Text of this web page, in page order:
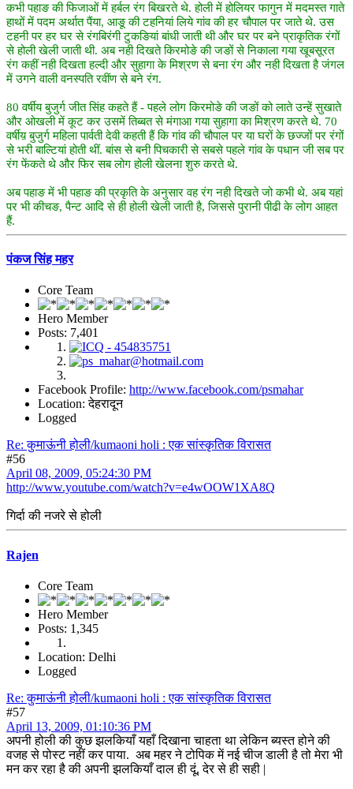
कभी पहाङ की फिजाओं में हर्बल रंग बिखरते थे. होली में होलियर फागुन में मदमस्त गाते
हाथों में पदम अर्थात पैंया, आङू की टहनियां लिये गांव की हर चौपाल पर जाते थे. उस
टहनी पर हर घर से रंगबिरंगी टुकङियां बांधी जाती थी और घर पर बने प्राकृतिक रंगों
से होली खेली जाती थी. अब नही दिखते किरमोङे की जङों से निकाला गया खूबसूरत
रंग कहीं नही दिखता हल्दी और सुहागा के मिश्रण से बना रंग और नही दिखता है जंगल
में उगने वाली वनस्पति रवींण से बने रंग.
80 वर्षीय बुजुर्ग जीत सिंह कहते हैं - पहले लोग किरमोङे की जङों को लाते उन्हें सुखाते
और ओखली में कूट कर उसमें तिब्बत से मंगाआ गया सुहागा का मिश्रण करते थे. 70
वर्षीय़ बुजुर्ग महिला पार्वती देवी कहती हैं कि गांव की चौपाल पर या घरों के छज्जों पर रंगों
से भरी बाल्टियां होती थीं. बांस से बनी पिचकारी से सबसे पहले गांव के पधान जी सब पर
रंग फेंकते थे और फिर सब लोग होली खेलना शुरु करते थे.
अब पहाङ में भी पहाङ की प्रकृति के अनुसार वह रंग नही दिखते जो कभी थे. अब यहां
पर भी कीचङ, पैन्ट आदि से ही होली खेली जाती है, जिससे पुरानी पीढी के लोग आहत
हैं.
पंकज सिंह महर
Core Team
Hero Member
Posts: 7,401
Facebook Profile: http://www.facebook.com/psmahar
Location: देहरादून
Logged
Re: कुमाऊंनी होली/kumaoni holi : एक सांस्कृतिक विरासत
#56
April 08, 2009, 05:24:30 PM
http://www.youtube.com/watch?v=e4wOOW1XA8Q
गिर्दा की नजरे से होली
Rajen
Core Team
Hero Member
Posts: 1,345
Location: Delhi
Logged
Re: कुमाऊंनी होली/kumaoni holi : एक सांस्कृतिक विरासत
#57
April 13, 2009, 01:10:36 PM
अपनी होली की कुछ झलकियाँ यहाँ दिखाना चाहता था लेकिन ब्यस्त होने की
वजह से पोस्ट नहीं कर पाया. अब महर ने टोपिक में नई चीज डाली है तो मेरा भी
मन कर रहा है की अपनी झलकियाँ दाल ही दूं, देर से ही सही |